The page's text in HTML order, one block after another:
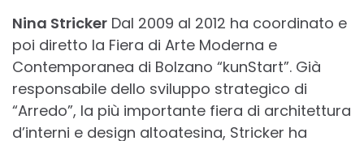
Nina Stricker Dal 2009 al 2012 ha coordinato e
poi diretto la Fiera di Arte Moderna e
Contemporanea di Bolzano “kunStart”. Già
responsabile dello sviluppo strategico di
“Arredo”, la più importante fiera di architettura
d’interni e design altoatesina, Stricker ha